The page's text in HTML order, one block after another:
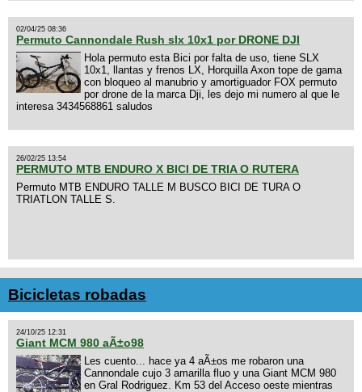
02/04/25 08:36
Permuto Cannondale Rush slx 10x1 por DRONE DJI
Hola permuto esta Bici por falta de uso, tiene SLX
10x1, llantas y frenos LX, Horquilla Axon tope de gama
con bloqueo al manubrio y amortiguador FOX permuto
por drone de la marca Dji, les dejo mi numero al que le
interesa 3434568861 saludos
26/02/25 13:54
PERMUTO MTB ENDURO X BICI DE TRIA O RUTERA
Permuto MTB ENDURO TALLE M BUSCO BICI DE TURA O
TRIATLON TALLE S.
Bicicletas robadas
24/10/25 12:31
Giant MCM 980 aÃ±o98
Les cuento... hace ya 4 aÃ±os me robaron una
Cannondale cujo 3 amarilla fluo y una Giant MCM 980
en Gral Rodriguez. Km 53 del Acceso oeste mientras